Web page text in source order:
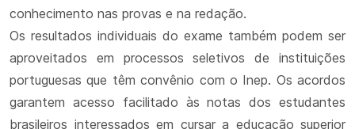
conhecimento nas provas e na redação.
Os resultados individuais do exame também podem ser
aproveitados em processos seletivos de instituições
portuguesas que têm convênio com o Inep. Os acordos
garantem acesso facilitado às notas dos estudantes
brasileiros interessados em cursar a educação superior